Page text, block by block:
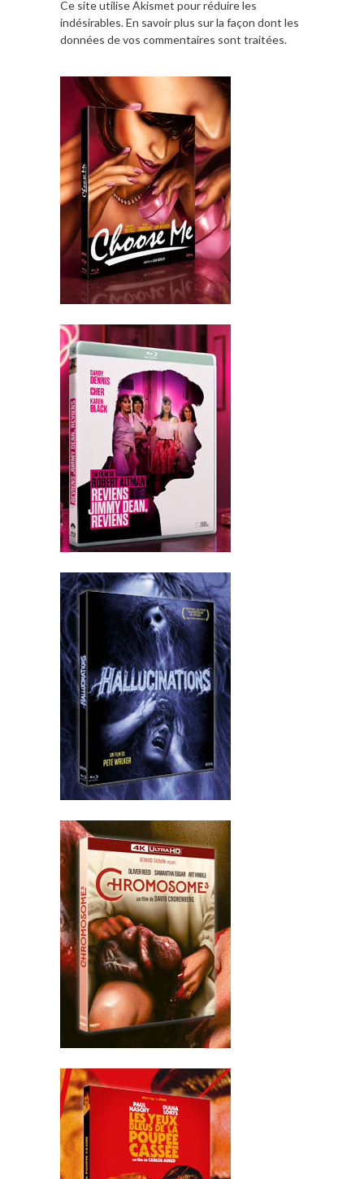
Ce site utilise Akismet pour réduire les
indésirables.En savoir plus sur la façon dont les
données de vos commentaires sont traitées.